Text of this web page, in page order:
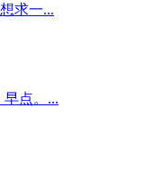
求一...
点。...